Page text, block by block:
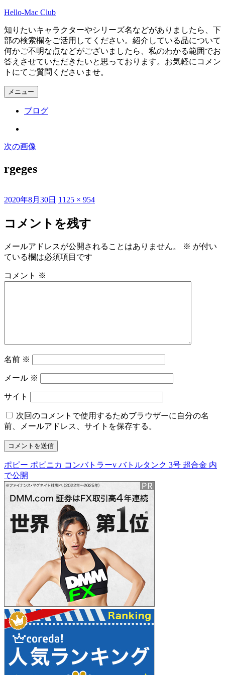
コ
テ
ン
ツ
へ
ス
キ
ッ
Hello-Mac Club
知りたいキャラクターやシリーズ名などがありましたら、下
部の検索欄をご活用してください。紹介している品について
何かご不明な点などがございましたら、私のわかる範囲でお
答えさせていただきたいと思っております。お気軽にコメン
トにてご質問くださいませ。
メニュー
ブログ
次の画像
rgeges
投
日:
2020年8月30日 フ
サ
イ
1125 × 954
コメントを残す
メールアドレスが公開されることはありません。 ※ が付い
ている欄は必須項目です
コメント ※
名前 ※
メール ※
サイト
次回のコメントで使用するためブラウザーに自分の名
前、メールアドレス、サイトを保存する。
投
稿
ナ
ビ
ゲ
ポピー ポピニカ コンバトラーv バトルタンク 3号 超合金 内
で公開